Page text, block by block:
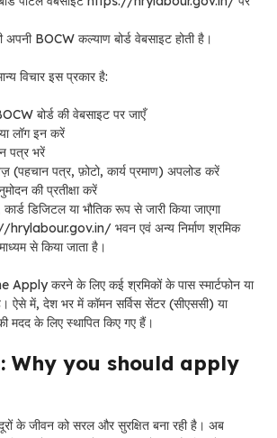
अपनी BOCW कल्याण बोर्ड वेबसाइट होती है।
विचार इस प्रकार है:
बोर्ड की वेबसाइट पर जाएँ
लॉग इन करें
पत्र भरें
(पहचान पत्र, फ़ोटो, कार्य प्रमाण) अपलोड करें
की प्रतीक्षा करें
डिजिटल या भौतिक रूप से जारी किया जाएगा
भवन एवं अन्य निर्माण श्रमिक
से किया जाता है।
Apply करने के लिएकई श्रमिकों के पास स्मार्टफोन या
ऐसे में, देश भर में कॉमन सर्विस सेंटर (सीएससी) या
मदद के लिए स्थापित किए गए हैं।
Why you should apply
के जीवन को सरल और सुरक्षित बना रही है। अब